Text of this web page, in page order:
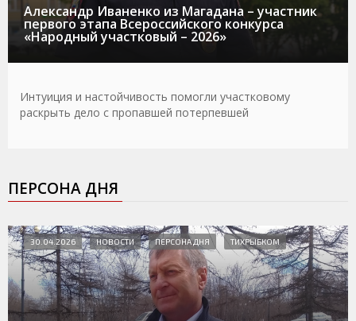
Александр Иваненко из Магадана – участник
первого этапа Всероссийского конкурса
«Народный участковый – 2026»
Интуиция и настойчивость помогли участковому
раскрыть дело с пропавшей потерпевшей
ПЕРСОНА ДНЯ
30.04.2026 НОВОСТИ ПЕРСОНА ДНЯ ТИХРЫБКОМ